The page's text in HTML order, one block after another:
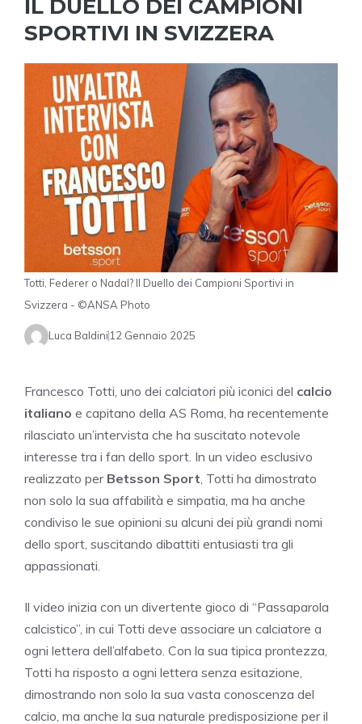
IL DUELLO DEI CAMPIONI
SPORTIVI IN SVIZZERA
Totti, Federer o Nadal? Il Duello dei Campioni Sportivi in
Svizzera - ©ANSA Photo
Luca Baldini12 Gennaio 2025
Francesco Totti, uno dei calciatori più iconici del calcio
italiano e capitano della AS Roma, ha recentemente
rilasciato un’intervista che ha suscitato notevole
interesse tra i fan dello sport. In un video esclusivo
realizzato per Betsson Sport , Totti ha dimostrato
non solo la sua affabilità e simpatia, ma ha anche
condiviso le sue opinioni su alcuni dei più grandi nomi
dello sport, suscitando dibattiti entusiasti tra gli
appassionati.
Il video inizia con un divertente gioco di “Passaparola
calcistico”, in cui Totti deve associare un calciatore a
ogni lettera dell’alfabeto. Con la sua tipica prontezza,
Totti ha risposto a ogni lettera senza esitazione,
dimostrando non solo la sua vasta conoscenza del
calcio, ma anche la sua naturale predisposizione per il